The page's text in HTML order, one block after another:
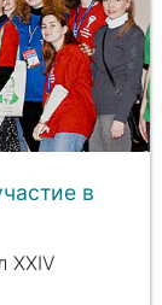
в
ХXIV